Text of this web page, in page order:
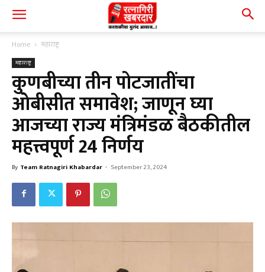
Home महाराष्ट्र
महाराष्ट्र
कुणबीच्या तीन पोटजातींचा
ओबीसीत समावेश; जाणून घ्या
आजच्या राज्य मंत्रिमंडळ बैठकीतील
महत्त्वपूर्ण 24 निर्णय
By Team Ratnagiri Khabardar - September 23, 2024